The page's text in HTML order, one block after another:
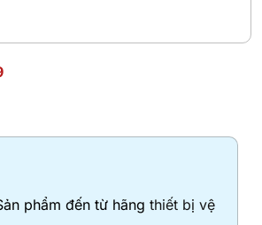
phẩm đến từ hãng thiết bị vệ